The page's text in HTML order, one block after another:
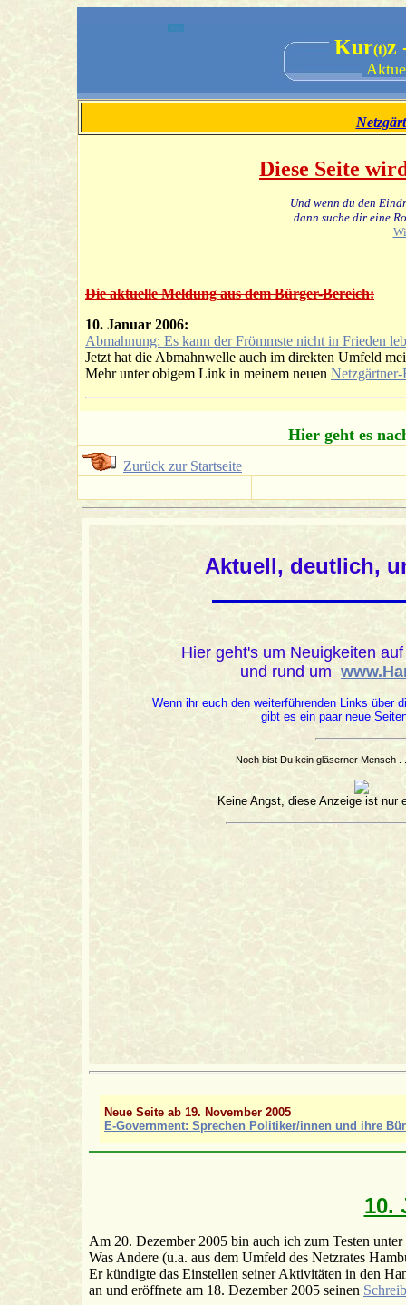
Kur(t)z
Diese Seite
Und wenn du den
dann suche dir eine
Die aktuelle Meldung aus dem Bürger-Bereich:
10. Januar 2006:
Abmahnung: Es kann der Frömmste nicht in Frieden
Jetzt hat die Abmahnwelle auch im direkten Umfeld
Mehr unter obigem Link in meinem neuen
Hier geht es
Zurück zur Startseite
Aktuell, deutlich,
Hier geht's um Neuigkeiten
und rund um
Wenn ihr euch den weiterführenden Links über
gibt es ein paar neue
Noch bist Du kein gläserner Mensch .
Keine Angst, diese Anzeige ist nur
Neue Seite ab 19. November 2005
E-Government: Sprechen Politiker/innen und ihre
10.
Am 20. Dezember 2005 bin auch ich zum Testen
Was Andere (u.a. aus dem Umfeld des Netzrates
Er kündigte das Einstellen seiner Aktivitäten in den
an und eröffnete am 18. Dezember 2005 seinen